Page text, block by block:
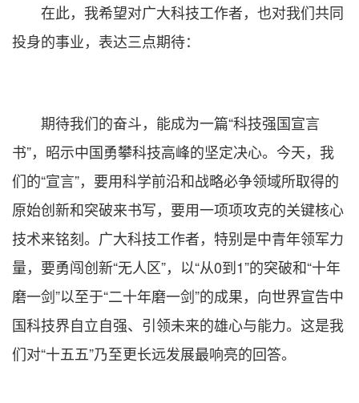
在此，我希望对广大科技工作者，也对我们共同
投身的事业，表达三点期待：
期待我们的奋斗，能成为一篇“科技强国宣言
书”，昭示中国勇攀科技高峰的坚定决心。今天，我
们的“宣言”，要用科学前沿和战略必争领域所取得的
原始创新和突破来书写，要用一项项攻克的关键核心
技术来铭刻。广大科技工作者，特别是中青年领军力
量，要勇闯创新“无人区”，以“从0到1”的突破和“十年
磨一剑”以至于“二十年磨一剑”的成果，向世界宣告中
国科技界自立自强、引领未来的雄心与能力。这是我
们对“十五五”乃至更长远发展最响亮的回答。